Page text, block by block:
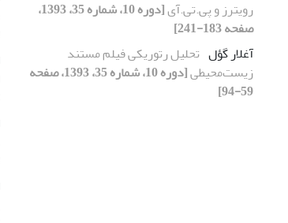
رویترز و پی.تی.آی
[دوره 10، شماره 35، 1393،
صفحه 183-241]
آغلار گؤل تحلیل رتوریکی فیلم مستند
زیست‌محیطی
[دوره 10، شماره 35، 1393، صفحه
59-94]